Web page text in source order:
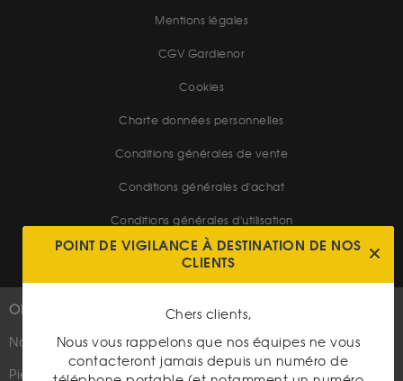
Mentions légales
CGV Gardienor
Cookies
Charte données personnelles
Conditions générales de vente
Conditions générales d'achat
Conditions générales d'utilisation
OR
Nouveautés
Pièces d'or d'investissement
PLUS D'INFOS
Suivez-nous
POINT DE VIGILANCE À DESTINATION DE NOS
CLIENTS
Chers clients,
Nous vous rappelons que nos équipes ne vous
contacteront jamais depuis un numéro de